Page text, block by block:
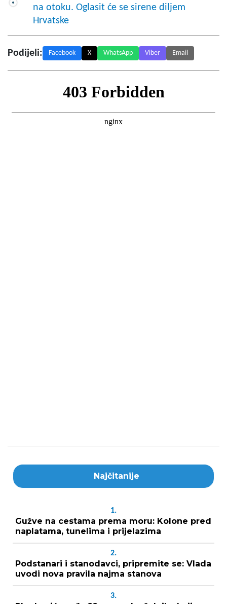
na otoku. Oglasit će se sirene diljem
Hrvatske
Podijeli: Facebook X WhatsApp Viber Email
Najčitanije
1.
Gužve na cestama prema moru: Kolone pred
naplatama, tunelima i prijelazima
2.
Podstanari i stanodavci, pripremite se: Vlada
uvodi nova pravila najma stanova
3.